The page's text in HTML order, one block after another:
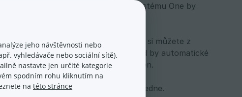
poté, co vyexportujete zásilky do systému One by
má být svoz připraven. Vybrat si můžete z
fungují pouze ve všední dny. Pokud by automatické
objednán na nejbližší pracovní den.
kde kurýr zásilky fyzicky vyzvedne.
jeho návštěvnosti nebo
vyhledávače nebo sociální sítě).
nastavte jen určité kategorie
spodním rohu kliknutím na
na této stránce